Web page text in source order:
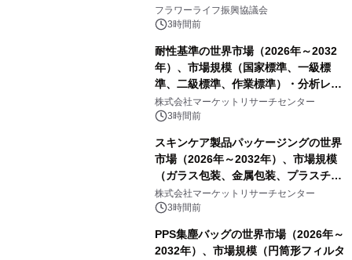
山・射水で開催
フラワーライフ振興協議会
3時間前
耐性基準の世界市場（2026年～2032
年）、市場規模（国家標準、一級標
準、二級標準、作業標準）・分析レポ
ートを発表
株式会社マーケットリサーチセンター
3時間前
スキンケア製品パッケージングの世界
市場（2026年～2032年）、市場規模
（ガラス包装、金属包装、プラスチッ
ク包装、その他）・分析レポートを発
表
株式会社マーケットリサーチセンター
3時間前
PPS集塵バッグの世界市場（2026年～
2032年）、市場規模（円筒形フィルタ